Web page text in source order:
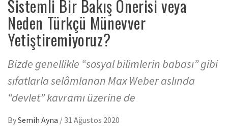
Sistemli Bir Bakış Önerisi veya
Neden Türkçü Münevver
Yetiştiremiyoruz?
Bizde genellikle “sosyal bilimlerin babası” gibi
sıfatlarla selâmlanan Max Weber aslında
“devlet” kavramı üzerine de
BySemih Ayna / 31 Ağustos 2020